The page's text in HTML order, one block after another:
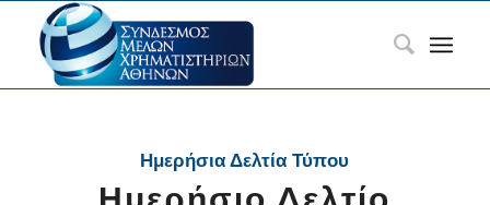
Ημερήσια Δελτία Τύπου